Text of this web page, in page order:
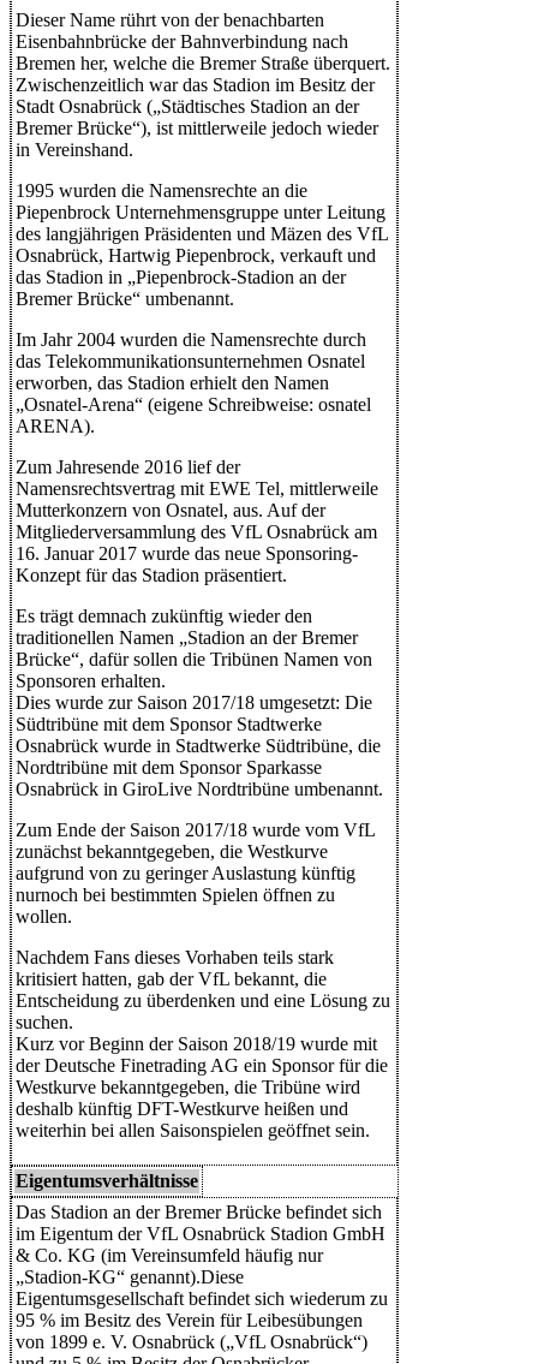
Dieser Name rührt von der benachbarten
Eisenbahnbrücke der Bahnverbindung nach
Bremen her, welche die Bremer Straße überquert.
Zwischenzeitlich war das Stadion im Besitz der
Stadt Osnabrück („Städtisches Stadion an der
Bremer Brücke“), ist mittlerweile jedoch wieder
in Vereinshand.
1995 wurden die Namensrechte an die
Piepenbrock Unternehmensgruppe unter Leitung
des langjährigen Präsidenten und Mäzen des VfL
Osnabrück, Hartwig Piepenbrock, verkauft und
das Stadion in „Piepenbrock-Stadion an der
Bremer Brücke“ umbenannt.
Im Jahr 2004 wurden die Namensrechte durch
das Telekommunikationsunternehmen Osnatel
erworben, das Stadion erhielt den Namen
„Osnatel-Arena“ (eigene Schreibweise: osnatel
ARENA).
Zum Jahresende 2016 lief der
Namensrechtsvertrag mit EWE Tel, mittlerweile
Mutterkonzern von Osnatel, aus. Auf der
Mitgliederversammlung des VfL Osnabrück am
16. Januar 2017 wurde das neue Sponsoring-
Konzept für das Stadion präsentiert.
Es trägt demnach zukünftig wieder den
traditionellen Namen „Stadion an der Bremer
Brücke“, dafür sollen die Tribünen Namen von
Sponsoren erhalten.
Dies wurde zur Saison 2017/18 umgesetzt: Die
Südtribüne mit dem Sponsor Stadtwerke
Osnabrück wurde in Stadtwerke Südtribüne, die
Nordtribüne mit dem Sponsor Sparkasse
Osnabrück in GiroLive Nordtribüne umbenannt.
Zum Ende der Saison 2017/18 wurde vom VfL
zunächst bekanntgegeben, die Westkurve
aufgrund von zu geringer Auslastung künftig
nurnoch bei bestimmten Spielen öffnen zu
wollen.
Nachdem Fans dieses Vorhaben teils stark
kritisiert hatten, gab der VfL bekannt, die
Entscheidung zu überdenken und eine Lösung zu
suchen.
Kurz vor Beginn der Saison 2018/19 wurde mit
der Deutsche Finetrading AG ein Sponsor für die
Westkurve bekanntgegeben, die Tribüne wird
deshalb künftig DFT-Westkurve heißen und
weiterhin bei allen Saisonspielen geöffnet sein.
Eigentumsverhältnisse
Das Stadion an der Bremer Brücke befindet sich
im Eigentum der VfL Osnabrück Stadion GmbH
& Co. KG (im Vereinsumfeld häufig nur
„Stadion-KG“ genannt).Diese
Eigentumsgesellschaft befindet sich wiederum zu
95 % im Besitz des Verein für Leibesübungen
von 1899 e. V. Osnabrück („VfL Osnabrück“)